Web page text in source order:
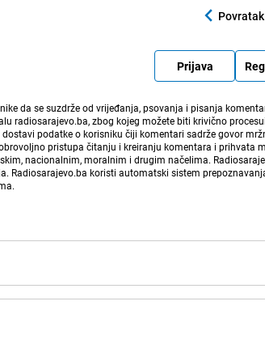
Prijava
da se suzdrže od vrijeđanja, psovanja i pisanja
radiosarajevo.ba, zbog kojeg možete biti krivično
podatke o korisniku čiji komentari sadrže govor
pristupa čitanju i kreiranju komentara i prihvata
nacionalnim, moralnim i drugim načelima.
Radiosarajevo.ba koristi automatski sistem